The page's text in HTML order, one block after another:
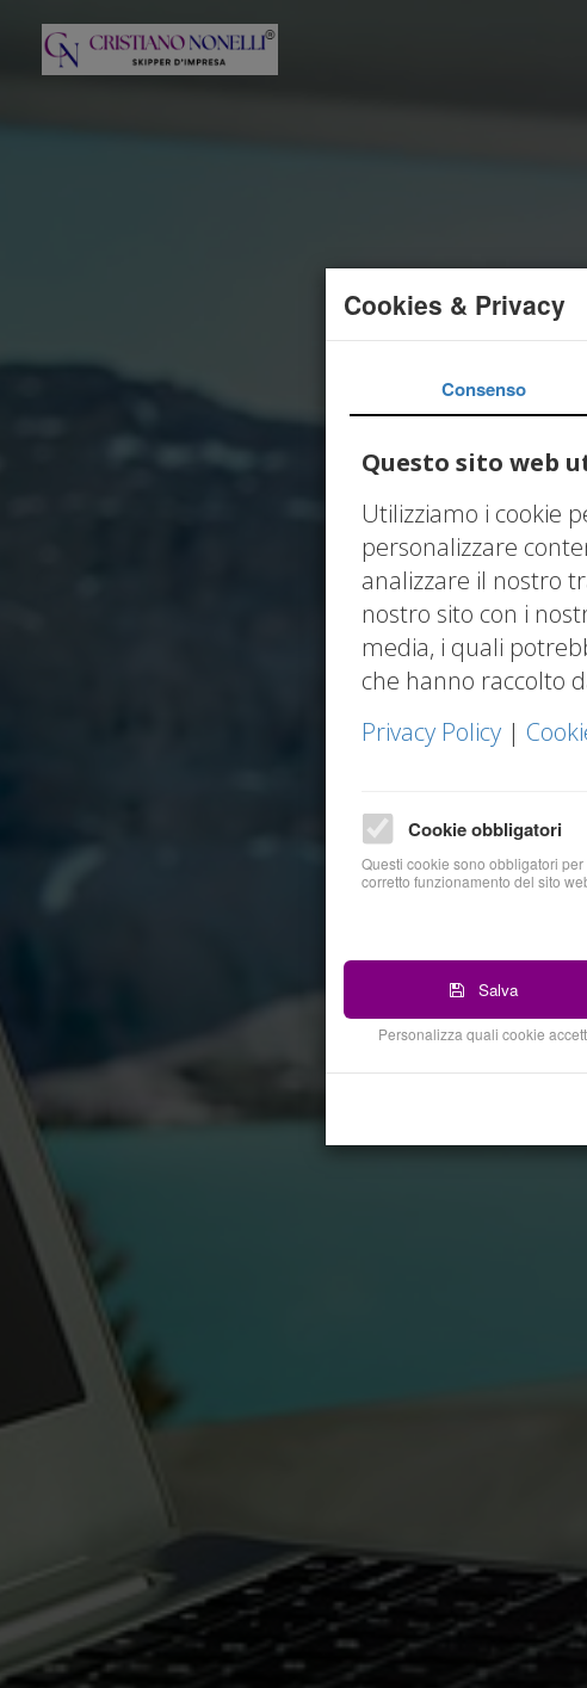
Cookies & Privacy
Consenso
Questo sito web
Utilizziamo i cookie
personalizzare
analizzare il nostro
nostro sito con i
media, i quali
che hanno raccolto
Privacy Policy |
Cookie obbligatori
Questi cookie sono obbligatori per
corretto funzionamento del sito
Salva
Personalizza quali cookie